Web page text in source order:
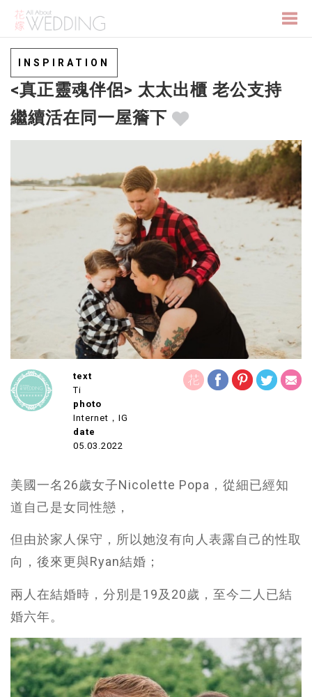
INSPIRATION
<真正靈魂伴侶> 太太出櫃 老公支持
繼續活在同一屋簷下
text
Ti
photo
Internet，IG
date
05.03.2022
美國一名26歲女子Nicolette Popa，從細已經知
道自己是女同性戀，
但由於家人保守，所以她沒有向人表露自己的性取
向，後來更與Ryan結婚；
兩人在結婚時，分別是19及20歲，至今二人已結
婚六年。